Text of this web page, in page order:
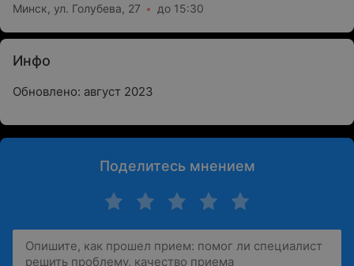
Минск, ул. Голубева, 27 до 15:30
Инфо
Обновлено: август 2023
Поделитесь мнением